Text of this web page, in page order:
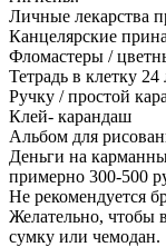
Личные лекарства
Канцелярские
Фломастеры /
Тетрадь в клетку 24
Ручку / простой
Клей- карандаш
Альбом для
Деньги на
примерно 300-500
Не рекомендуется
Желательно, чтобы
сумку или чемодан.